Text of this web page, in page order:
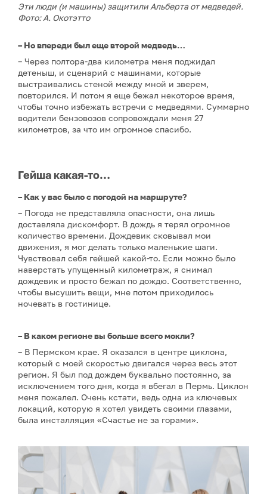
Эти люди (и машины) защитили Альберта от медведей.
Фото: А. Окотэтто
– Но впереди был еще второй медведь…
– Через полтора-два километра меня поджидал
детеныш, и сценарий с машинами, которые
выстраивались стеной между мной и зверем,
повторился. И потом я еще бежал некоторое время,
чтобы точно избежать встречи с медведями. Суммарно
водители бензовозов сопровождали меня 27
километров, за что им огромное спасибо.
Гейша какая-то…
– Как у вас было с погодой на маршруте?
– Погода не представляла опасности, она лишь
доставляла дискомфорт. В дождь я терял огромное
количество времени. Дождевик сковывал мои
движения, я мог делать только маленькие шаги.
Чувствовал себя гейшей какой-то. Если можно было
наверстать упущенный километраж, я снимал
дождевик и просто бежал по дождю. Соответственно,
чтобы высушить вещи, мне потом приходилось
ночевать в гостинице.
– В каком регионе вы больше всего мокли?
– В Пермском крае. Я оказался в центре циклона,
который с моей скоростью двигался через весь этот
регион. Я был под дождем буквально постоянно, за
исключением того дня, когда я вбегал в Пермь. Циклон
меня пожалел. Очень кстати, ведь одна из ключевых
локаций, которую я хотел увидеть своими глазами,
была инсталляция «Счастье не за горами».